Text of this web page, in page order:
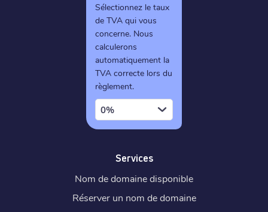
Sélectionnez le taux
de TVA qui vous
concerne. Nous
calculerons
automatiquement la
TVA correcte lors du
règlement.
0%
Services
Nom de domaine disponible
Réserver un nom de domaine